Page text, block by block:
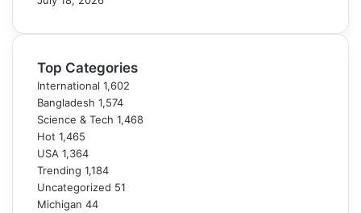
Top Categories
International 1,602
Bangladesh 1,574
Science & Tech 1,468
Hot 1,465
USA 1,364
Trending 1,184
Uncategorized 51
Michigan 44